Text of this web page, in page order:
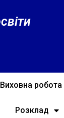
Виховна робота
Розклад